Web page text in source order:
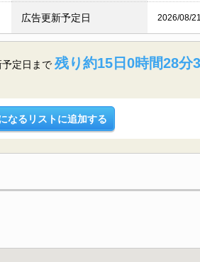
広告更新予定日 2026/08/21
定日まで 残り約15日0時間28分
なるリストに追加する